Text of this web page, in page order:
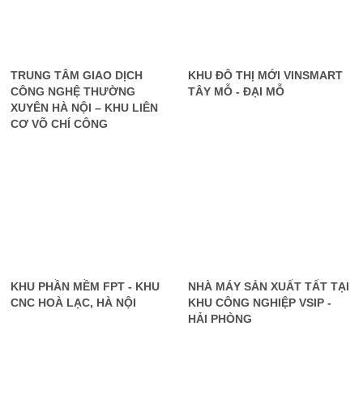
TRUNG TÂM GIAO DỊCH
CÔNG NGHỆ THƯỜNG
XUYÊN HÀ NỘI – KHU LIÊN
CƠ VÕ CHÍ CÔNG
KHU ĐÔ THỊ MỚI VINSMART
TÂY MỖ - ĐẠI MỖ
KHU PHẦN MỀM FPT - KHU
CNC HOÀ LẠC, HÀ NỘI
NHÀ MÁY SẢN XUẤT TẤT TẠI
KHU CÔNG NGHIỆP VSIP -
HẢI PHÒNG